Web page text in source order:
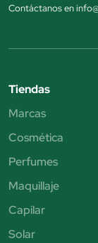
Contáctanos en
Tiendas
Marcas
Cosmética
Perfumes
Maquillaje
Capilar
Solar